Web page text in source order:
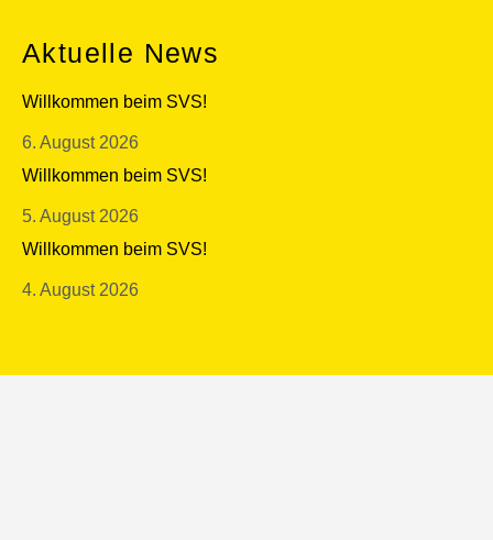
Aktuelle News
Willkommen beim SVS!
6. August 2026
Willkommen beim SVS!
5. August 2026
Willkommen beim SVS!
4. August 2026